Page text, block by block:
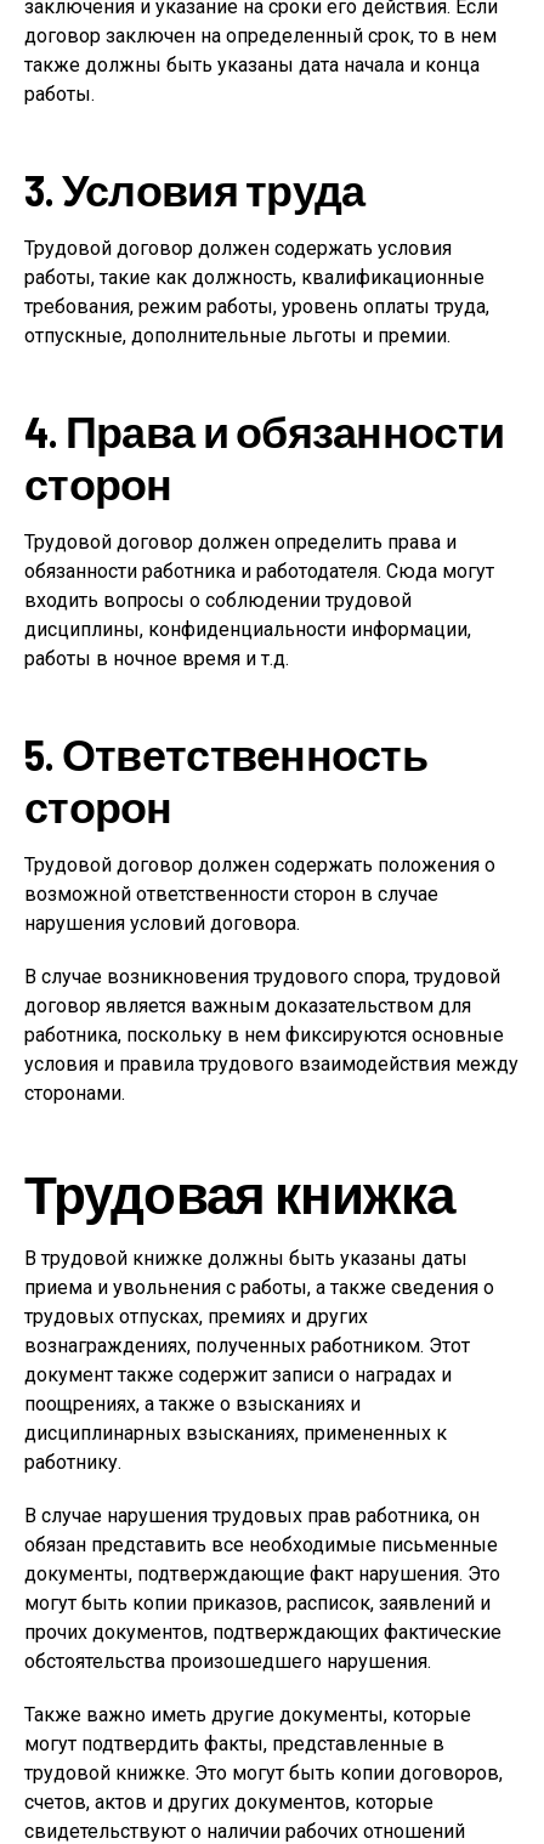
заключения и указание на сроки его действия. Если
договор заключен на определенный срок, то в нем
также должны быть указаны дата начала и конца
работы.
3. Условия труда
Трудовой договор должен содержать условия
работы, такие как должность, квалификационные
требования, режим работы, уровень оплаты труда,
отпускные, дополнительные льготы и премии.
4. Права и обязанности
сторон
Трудовой договор должен определить права и
обязанности работника и работодателя. Сюда могут
входить вопросы о соблюдении трудовой
дисциплины, конфиденциальности информации,
работы в ночное время и т.д.
5. Ответственность
сторон
Трудовой договор должен содержать положения о
возможной ответственности сторон в случае
нарушения условий договора.
В случае возникновения трудового спора, трудовой
договор является важным доказательством для
работника, поскольку в нем фиксируются основные
условия и правила трудового взаимодействия между
сторонами.
Трудовая книжка
В трудовой книжке должны быть указаны даты
приема и увольнения с работы, а также сведения о
трудовых отпусках, премиях и других
вознаграждениях, полученных работником. Этот
документ также содержит записи о наградах и
поощрениях, а также о взысканиях и
дисциплинарных взысканиях, примененных к
работнику.
В случае нарушения трудовых прав работника, он
обязан представить все необходимые письменные
документы, подтверждающие факт нарушения. Это
могут быть копии приказов, расписок, заявлений и
прочих документов, подтверждающих фактические
обстоятельства произошедшего нарушения.
Также важно иметь другие документы, которые
могут подтвердить факты, представленные в
трудовой книжке. Это могут быть копии договоров,
счетов, актов и других документов, которые
свидетельствуют о наличии рабочих отношений